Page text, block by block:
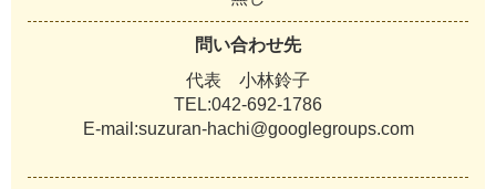
問い合わせ先
代表 小林鈴子
TEL:042-692-1786
E-mail:suzuran-hachi@googlegroups.com